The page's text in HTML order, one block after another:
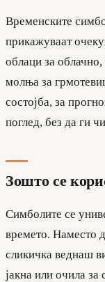
Временските
прикажуваат
облаци за
молња за
состојба, за
поглед, без да ги
Зошто се
Симболите се
времето. Наместо
сликичка веднаш
јакна или очила